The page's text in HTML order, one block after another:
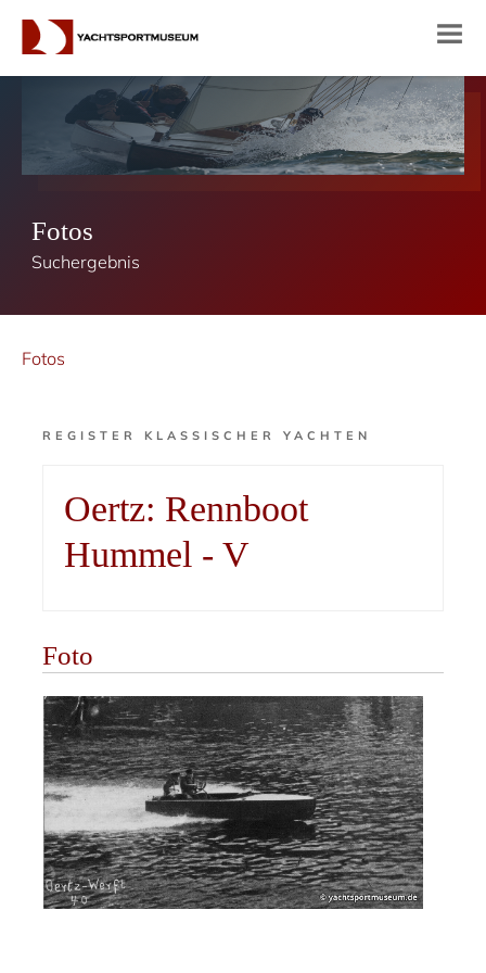
Fotos
Suchergebnis
Fotos
REGISTER KLASSISCHER YACHTEN
Oertz: Rennboot
Hummel - V
Foto